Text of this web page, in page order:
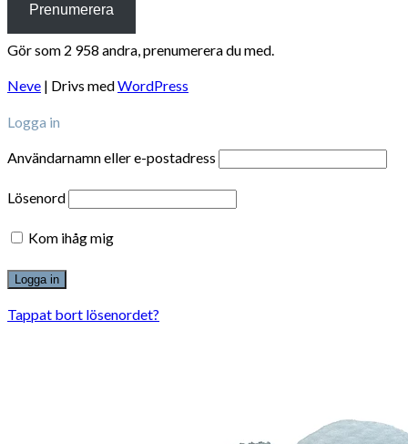
Prenumerera
Gör som 2 958 andra, prenumerera du med.
Neve | Drivs medWordPress
Logga in
Användarnamn eller e-postadress
Lösenord
Kom ihåg mig
Tappat bort lösenordet?